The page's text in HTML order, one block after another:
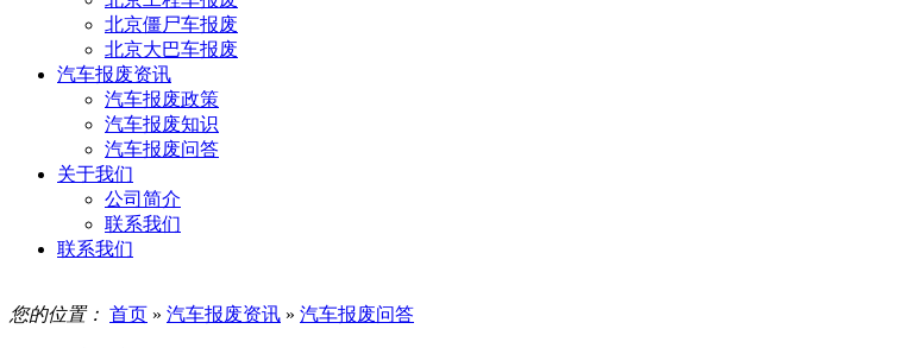
北京僵尸车报废
北京大巴车报废
汽车报废资讯
汽车报废政策
汽车报废知识
汽车报废问答
关于我们
公司简介
联系我们
联系我们
您的位置： 首页 » 汽车报废资讯 » 汽车报废问答